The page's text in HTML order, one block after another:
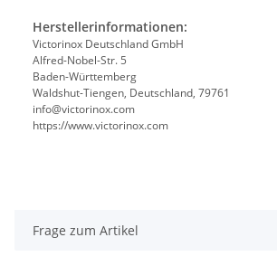
Herstellerinformationen:
Victorinox Deutschland GmbH
Alfred-Nobel-Str. 5
Baden-Württemberg
Waldshut-Tiengen, Deutschland, 79761
info@victorinox.com
https://www.victorinox.com
Frage zum Artikel